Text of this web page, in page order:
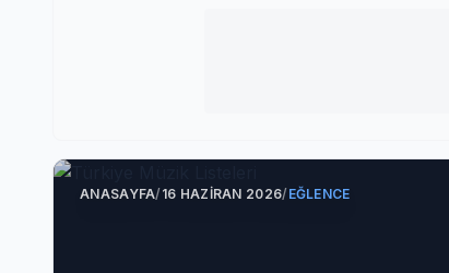
ANASAYFA/16 HAZIRAN 2026/EĞLENCE